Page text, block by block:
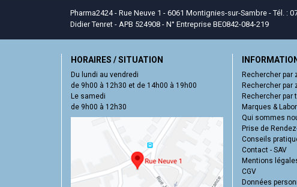
Pharma2424 - Rue Neuve 1 - 6061 Montignies-sur-Sambre - Tél. :
Didier Tenret - APB 524908 - N° Entreprise BE0842-084-219
HORAIRES / SITUATION
Du lundi au vendredi
de 9h00 à 12h30 et de 14h00 à 19h00
Le samedi
de 9h00 à 12h30
INFORMATION
Rechercher par
Rechercher par
Rechercher par
Marques &
Qui sommes
Prise de
Conseils
Contact - SAV
Mentions
CGV
Données